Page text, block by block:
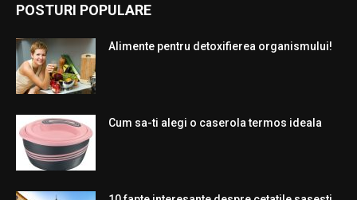
POSTURI POPULARE
Alimente pentru detoxifierea organismului!
Cum sa-ti alegi o caserola termos ideala